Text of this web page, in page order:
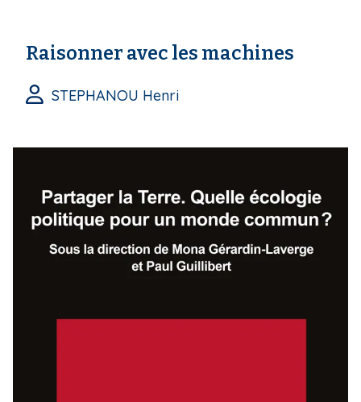
Raisonner avec les machines
STEPHANOU Henri